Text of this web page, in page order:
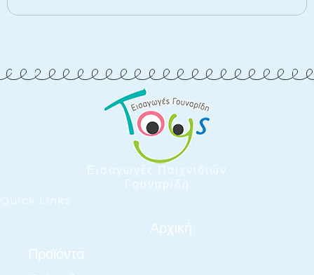
Εισαγωγές Παιχνιδιών
Γουναρίδη
Quick Links
Αρχική
Προϊόντα